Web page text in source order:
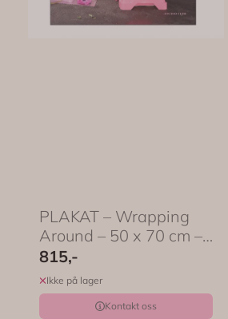
PLAKAT – Wrapping
Around – 50 x 70 cm –
...
815,-
Ikke på lager
Kontakt oss